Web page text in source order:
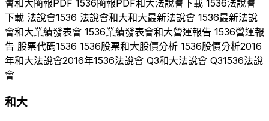
會和大簡報PDF 1536簡報PDF和大法說會下載 1536法說會
下載 法說會1536 法說會和大和大最新法說會 1536最新法說
會和大業績發表會 1536業績發表會和大營運報告 1536營運報
告 股票代碼1536 1536股票和大股價分析 1536股價分析2016
年和大法說會2016年1536法說會 Q3和大法說會 Q31536法說
會
和大